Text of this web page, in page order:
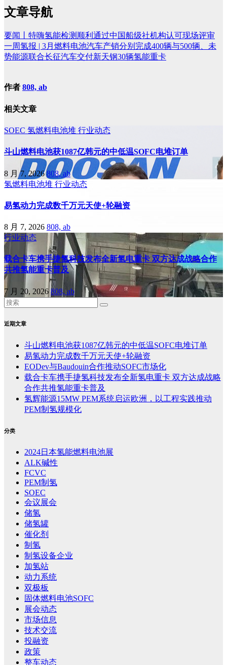
文章导航
要闻丨特嗨氢能检测顺利通过中国船级社机构认可现场评审
一周氢报 | 3月燃料电池汽车产销分别完成400辆与500辆、未
势能源联合长征汽车交付新天钢30辆氢能重卡
作者 808, ab
相关文章
SOEC 氢燃料电池堆 行业动态
斗山燃料电池获1087亿韩元的中低温SOFC电堆订单
8 月 7, 2026808, ab
氢燃料电池堆 行业动态
易氢动力完成数千万元天使+轮融资
8 月 7, 2026 808, ab
行业动态
载合卡车携手捷氢科技发布全新氢电重卡 双方达成战略合作
共推氢能重卡普及
7 月 20, 2026808, ab
近期文章
斗山燃料电池获1087亿韩元的中低温SOFC电堆订单
易氢动力完成数千万元天使+轮融资
EODev与Baudouin合作推动SOFC市场化
载合卡车携手捷氢科技发布全新氢电重卡 双方达成战略
合作共推氢能重卡普及
氢辉能源15MW PEM系统启运欧洲，以工程实践推动
PEM制氢规模化
分类
2024日本氢能燃料电池展
ALK碱性
FCVC
PEM制氢
SOEC
会议展会
储氢
储氢罐
催化剂
制氢
制氢设备企业
加氢站
动力系统
双极板
固体燃料电池SOFC
展会动态
市场信息
技术交流
投融资
政策
整车动态